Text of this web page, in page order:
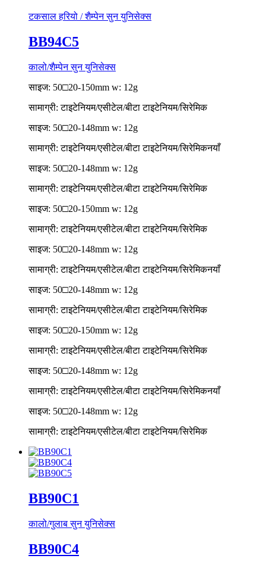
टकसाल हरियो / शैम्पेन सुन युनिसेक्स
BB94C5
कालो/शैम्पेन सुन युनिसेक्स
साइज: 50□20-150mm w: 12g
सामाग्री: टाइटेनियम/एसीटेल/बीटा टाइटेनियम/सिरेमिक
साइज: 50□20-148mm w: 12g
सामाग्री: टाइटेनियम/एसीटेल/बीटा टाइटेनियम/सिरेमिकनयाँ
साइज: 50□20-148mm w: 12g
सामाग्री: टाइटेनियम/एसीटेल/बीटा टाइटेनियम/सिरेमिक
साइज: 50□20-150mm w: 12g
सामाग्री: टाइटेनियम/एसीटेल/बीटा टाइटेनियम/सिरेमिक
साइज: 50□20-148mm w: 12g
सामाग्री: टाइटेनियम/एसीटेल/बीटा टाइटेनियम/सिरेमिकनयाँ
साइज: 50□20-148mm w: 12g
सामाग्री: टाइटेनियम/एसीटेल/बीटा टाइटेनियम/सिरेमिक
साइज: 50□20-150mm w: 12g
सामाग्री: टाइटेनियम/एसीटेल/बीटा टाइटेनियम/सिरेमिक
साइज: 50□20-148mm w: 12g
सामाग्री: टाइटेनियम/एसीटेल/बीटा टाइटेनियम/सिरेमिकनयाँ
साइज: 50□20-148mm w: 12g
सामाग्री: टाइटेनियम/एसीटेल/बीटा टाइटेनियम/सिरेमिक
BB90C1
कालो/गुलाब सुन युनिसेक्स
BB90C4